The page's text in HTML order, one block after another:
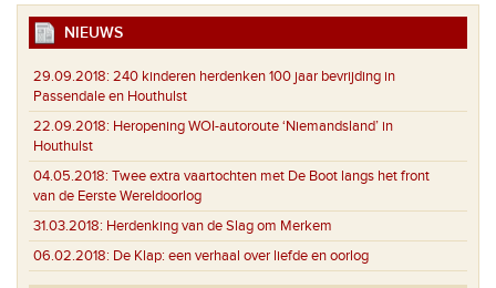
NIEUWS
29.09.2018: 240 kinderen herdenken 100 jaar bevrijding in
Passendale en Houthulst
22.09.2018: Heropening WOI-autoroute ‘Niemandsland’ in
Houthulst
04.05.2018: Twee extra vaartochten met De Boot langs het front
van de Eerste Wereldoorlog
31.03.2018: Herdenking van de Slag om Merkem
06.02.2018: De Klap: een verhaal over liefde en oorlog